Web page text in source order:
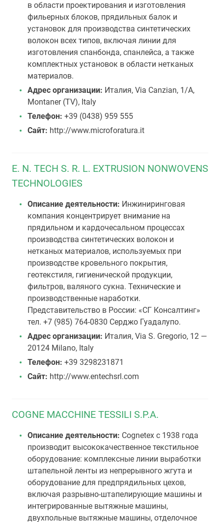
в области проектирования и изготовления
фильерных блоков, прядильных балок и
установок для производства синтетических
волокон всех типов, включая линии для
изготовления спанбонда, спанлейса, а также
комплектных установок в области нетканых
материалов.
Адрес организации: Италия, Via Canzian, 1/A,
Montaner (TV), Italy
Телефон: +39 (0438) 959 555
Сайт: http://www.microforatura.it
E. N. TECH S. R. L. EXTRUSION NONWOVENS
TECHNOLOGIES
Описание деятельности: Инжиниринговая
компания концентрирует внимание на
прядильном и кардочесальном процессах
производства синтетических волокон и
нетканых материалов, используемых при
производстве кровельного покрытия,
геотекстиля, гигиенической продукции,
фильтров, валяного сукна. Технические и
производственные наработки.
Представительство в России: «СГ Консалтинг»
тел. +7 (985) 764-0830 Серджо Гуадалупо.
Адрес организации: Италия, Via S. Gregorio, 12 —
20124 Milano, Italy
Телефон: +39 3298231871
Сайт: http://www.entechsrl.com
COGNE MACCHINE TESSILI S.P.A.
Описание деятельности: Cognetex с 1938 года
производит высококачественное текстильное
оборудование: комплексные линии выработки
штапельной ленты из непрерывного жгута и
оборудование для предпрядильных цехов,
включая разрывно-штапелирующие машины и
интегрированные вытяжные машины,
двухпольные вытяжные машины, отделочное